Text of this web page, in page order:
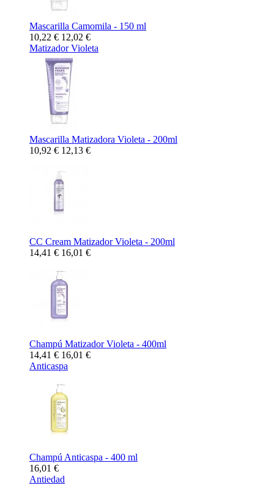
Mascarilla Camomila - 150 ml
10,22 € 12,02 €
Matizador Violeta
Mascarilla Matizadora Violeta - 200ml
10,92 € 12,13 €
CC Cream Matizador Violeta - 200ml
14,41 € 16,01 €
Champú Matizador Violeta - 400ml
14,41 € 16,01 €
Anticaspa
Champú Anticaspa - 400 ml
16,01 €
Antiedad